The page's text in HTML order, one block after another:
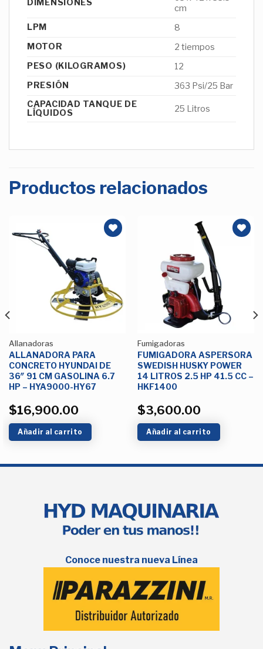
DIMENSIONES
cm
LPM
8
MOTOR
2 tiempos
PESO (KILOGRAMOS)
12
PRESIÓN
363 Psi/25 Bar
CAPACIDAD TANQUE DE
LÍQUIDOS
25 Litros
Productos relacionados
Lista de
deseos
Allanadoras
ALLANADORA PARA
CONCRETO HYUNDAI DE
36″ 91 CM GASOLINA 6.7
HP – HYA9000-HY67
$16,900.00
Añadir al carrito
Fumigadoras
FUMIGADORA ASPERSORA
SWEDISH HUSKY POWER
14 LITROS 2.5 HP 41.5 CC –
HKF1400
$3,600.00
Añadir al carrito
Conoce nuestra nueva Línea